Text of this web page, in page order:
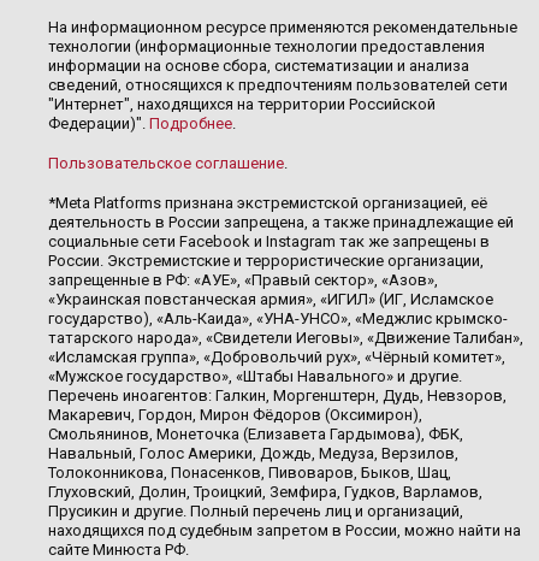
На информационном ресурсе применяются рекомендательные
технологии (информационные технологии предоставления
информации на основе сбора, систематизации и анализа
сведений, относящихся к предпочтениям пользователей сети
"Интернет", находящихся на территории Российской
Федерации)". Подробнее.
Пользовательское соглашение.
*Meta Platforms признана экстремистской организацией, её
деятельность в России запрещена, а также принадлежащие ей
социальные сети Facebook и Instagram так же запрещены в
России. Экстремистские и террористические организации,
запрещенные в РФ: «АУЕ», «Правый сектор», «Азов»,
«Украинская повстанческая армия», «ИГИЛ» (ИГ, Исламское
государство), «Аль-Каида», «УНА-УНСО», «Меджлис крымско-
татарского народа», «Свидетели Иеговы», «Движение Талибан»,
«Исламская группа», «Добровольчий рух», «Чёрный комитет»,
«Мужское государство», «Штабы Навального» и другие.
Перечень иноагентов: Галкин, Моргенштерн, Дудь, Невзоров,
Макаревич, Гордон, Мирон Фёдоров (Оксимирон),
Смольянинов, Монеточка (Елизавета Гардымова), ФБК,
Навальный, Голос Америки, Дождь, Медуза, Верзилов,
Толоконникова, Понасенков, Пивоваров, Быков, Шац,
Глуховский, Долин, Троицкий, Земфира, Гудков, Варламов,
Прусикин и другие. Полный перечень лиц и организаций,
находящихся под судебным запретом в России, можно найти на
сайте Минюста РФ.